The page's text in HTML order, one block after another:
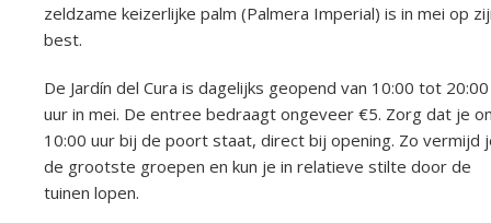
zeldzame keizerlijke palm (Palmera Imperial) is in mei op
best.
De Jardín del Cura is dagelijks geopend van 10:00 tot 20:00
uur in mei. De entree bedraagt ongeveer €5. Zorg dat je
10:00 uur bij de poort staat, direct bij opening. Zo vermijd
de grootste groepen en kun je in relatieve stilte door de
tuinen lopen.